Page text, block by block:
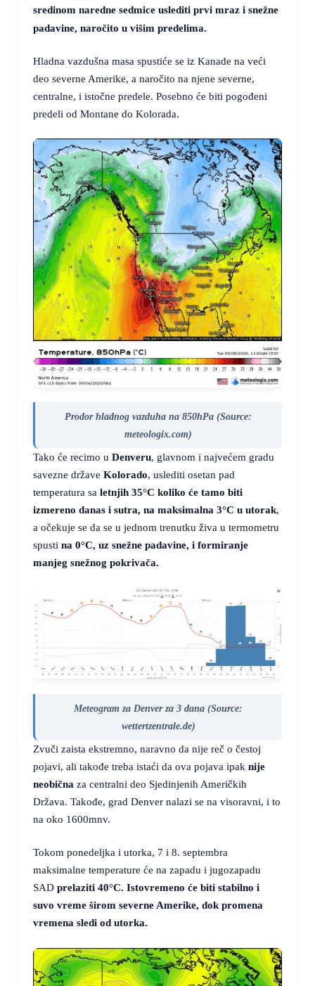
sredinom naredne sedmice uslediti prvi mraz i snežne
padavine, naročito u višim predelima.
Hladna vazdušna masa spustiće se iz Kanade na veći
deo severne Amerike, a naročito na njene severne,
centralne, i istočne predele. Posebno će biti pogođeni
predeli od Montane do Kolorada.
Prodor hladnog vazduha na 850hPa (Source:
meteologix.com)
Tako će recimo u Denveru, glavnom i najvećem gradu
savezne države Kolorado, uslediti osetan pad
temperatura saletnjih 35°C koliko će tamo biti
izmereno danas i sutra, na maksimalna 3°C u utorak,
a očekuje se da se u jednom trenutku živa u termometru
spusti na 0°C, uz snežne padavine, i formiranje
manjeg snežnog pokrivača.
Meteogram za Denver za 3 dana (Source:
wettertzentrale.de)
Zvuči zaista ekstremno, naravno da nije reč o čestoj
pojavi, ali takođe treba istaći da ova pojava ipak nije
neobična za centralni deo Sjedinjenih Američkih
Država. Takođe, grad Denver nalazi se na visoravni, i to
na oko 1600mnv.
Tokom ponedeljka i utorka, 7 i 8. septembra
maksimalne temperature će na zapadu i jugozapadu
SAD prelaziti 40°C. Istovremeno će biti stabilno i
suvo vreme širom severne Amerike, dok promena
vremena sledi od utorka.